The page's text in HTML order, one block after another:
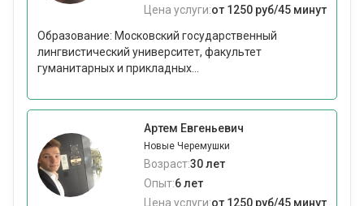
Цена услуги:от 1250 руб/45 минут
Образование: Московский государственный
лингвистический университет, факультет
гуманитарных и прикладных...
Артем Евгеньевич
Новые Черемушки
Возраст:30 лет
Опыт:6 лет
Цена услуги:от 1250 руб/45 минут